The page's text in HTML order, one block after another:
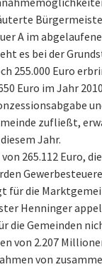
A im
es bei der
255.000 Euro
Euro im Jahr
zufließt,
Jahr.
265.112 Euro,
die
Henninger
die Gemeinden
von 2.207
von